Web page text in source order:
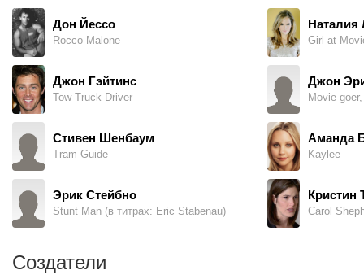
Дон Йессо
Rocco Malone
Джон Гэйтинс
Tow Truck Driver
Стивен Шенбаум
Tram Guide
Эрик Стейбно
Stunt Man (в титрах: Eric Stabenau)
Наталия
Джон
Movie
Аманда
Kaylee
Кристин
Carol
Создатели